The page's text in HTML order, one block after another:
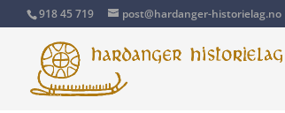
918 45 719 post@hardanger-historielag.no